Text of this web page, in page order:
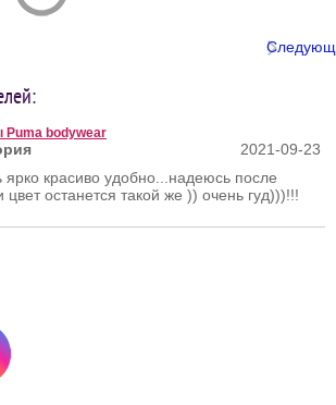
Puma bodywear
2021-09-23
ярко красиво удобно...надеюсь после
цвет останется такой же )) очень гуд)))!!!